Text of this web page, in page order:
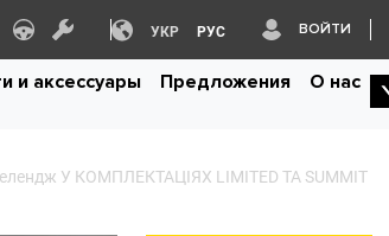
УКР РУС ВОЙТИ
и аксессуары Предложения О нас
У КОМПЛЕКТАЦІЯХ LIMITED ТА SUMMIT